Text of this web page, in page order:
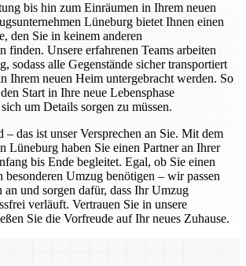
bis hin zum Einräumen in Ihrem neuen
Lüneburg bietet Ihnen einen
den Sie in keinem anderen
finden. Unsere erfahrenen Teams arbeiten
sodass alle Gegenstände sicher transportiert
Ihrem neuen Heim untergebracht werden. So
Start in Ihre neue Lebensphase
um Details sorgen zu müssen.
– das ist unser Versprechen an Sie. Mit dem
Lüneburg haben Sie einen Partner an Ihrer
bis Ende begleitet. Egal, ob Sie einen
besonderen Umzug benötigen – wir passen
an und sorgen dafür, dass Ihr Umzug
verläuft. Vertrauen Sie in unsere
Sie die Vorfreude auf Ihr neues Zuhause.